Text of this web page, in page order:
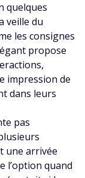
quelques
veille du
les consignes
propose
impression de
dans leurs
pas
une arrivée
l’option quand